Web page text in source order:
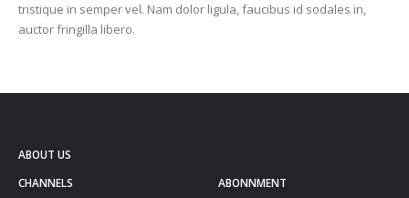
tristique in semper vel. Nam dolor ligula, faucibus id sodales in,
auctor fringilla libero.
ABOUT US
CHANNELS
ABONNMENT